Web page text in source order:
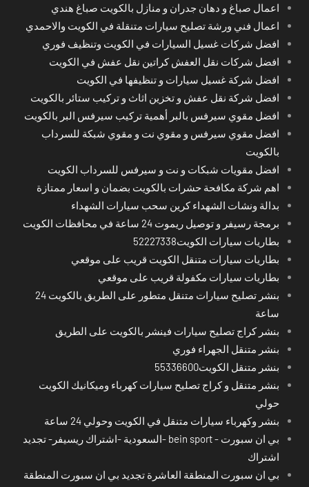
اعمال صباغ و دهان جدران و منازل بالكويت صباغ هندي
اعمال فني ورشة تصليح سيارات متنقلة في الكويت والاحمدي
افضل شركات غسيل السيارات في الكويت وتنظيف فوري
افضل شركات نقل العفش كراتين نقل عفش في الكويت
افضل شركة غسيل سيارات و تنظيفها في الكويت
افضل شركة نقل عفش و تخزين اثاث و تركيب ستائر بالكويت
افضل مقوي سيرفس بالبر أهمية تركيب سيرفس البر بالكويت
افضل مقوي سيرفس و مقوي نت و مقوي شبكة للسرداب
بالكويت
افضل مقويات شبكات و نت و سيرفس للسرداب الكويت
اهم شركة مكافحة حشرات بالكويت بضمان و اسعار ممتازة
بدالة ونشات الشهداء كرين سحب سيارات الشهداء
برمجة رسيفر و توصيل ريموت 24 ساعة في محافظات الكويت
بطاريات سيارات الكويت52227338
بطاريات سيارات متنقل الكويت قريب على موقعي
بطاريات سيارات مكفولة قريب على موقعي
بنشر تصليح سيارات متنقل متطور على الطريق بالكويت 24
ساعة
بنشر كراج تصليح سيارات فينشر بالكويت على الطريق
بنشر متنقل الجهراء فوري
بنشر متنقل الكويت55336600
بنشر متنقل و كراج تصليح سيارات كهرباء وميكانيك الكويت
حولي
بنشر وكهرباء سيارات متنقل في الكويت وحولي 24 ساعة
بي ان سبورت - bein sport -السعودية -اشتراك ريسيفر- تجديد
اشتراك
بي ان سبورت المنطقة العاشرة تجديد بي ان سبورت المنطقة